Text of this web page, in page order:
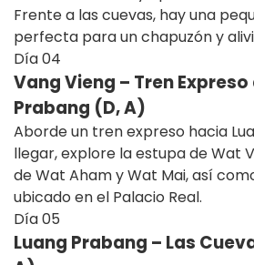
Frente a las cuevas, hay una
perfecta para un chapuzón y
Día04
Vang Vieng – Tren Expreso
Prabang (D, A)
Aborde un tren expreso hacia
llegar, explore la estupa de Wat
de Wat Aham y Wat Mai, así
ubicado en el Palacio Real.
Día05
Luang Prabang – Las